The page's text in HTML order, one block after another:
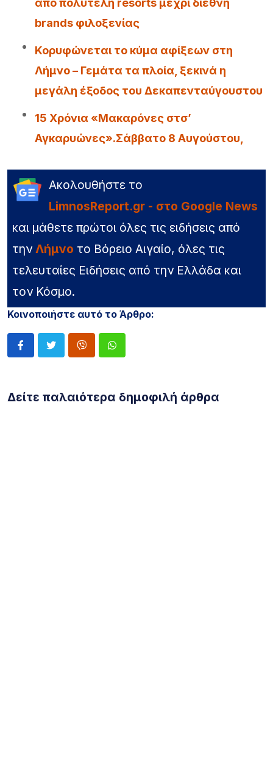
brands φιλοξενίας
Κορυφώνεται το κύμα αφίξεων στη
Λήμνο – Γεμάτα τα πλοία, ξεκινά η
μεγάλη έξοδος του Δεκαπενταύγουστου
15 Χρόνια «Μακαρόνες στσ’
Αγκαρυώνες».Σάββατο 8 Αυγούστου,
Ακολουθήστε το
LimnosReport.gr - στο Google News
και μάθετε πρώτοι όλες τις ειδήσεις από
την Λήμνο το Βόρειο Αιγαίο, όλες τις
τελευταίες Ειδήσεις από την Ελλάδα και
τον Κόσμο.
Κοινοποιήστε αυτό το Άρθρο:
Δείτε παλαιότερα δημοφιλή άρθρα